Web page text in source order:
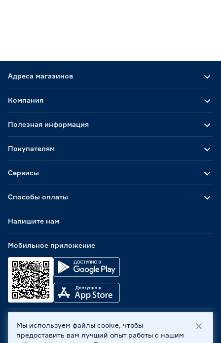
Адреса магазинов
Способы оплаты
Мобильное приложение
Компания
Полезная информация
Покупателям
Сервисы
Напишите нам
ООО «Бауцентр Рус» 2004 -2026, 236029, г. Калининград,
ул. А.Невского, 205. ИНН 7702596813, КПП 390601001 ©
Мы используем файлы cookie, чтобы
предоставить вам лучший опыт работы с нашим